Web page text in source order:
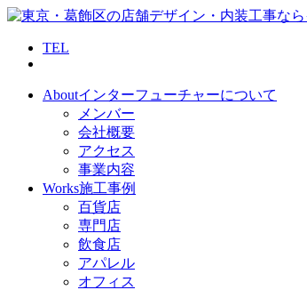
TEL
Aboutインターフューチャーについて
メンバー
会社概要
アクセス
事業内容
Works施工事例
百貨店
専門店
飲食店
アパレル
オフィス